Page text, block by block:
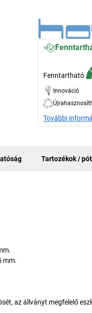
Fenntartható
Innováció
További
Tartozékok /
mm.
az állványt megfelelő